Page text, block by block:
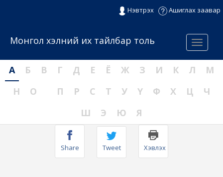
Нэвтрэх Ашиглах заавар
Menu
Монгол хэлний их тайлбар толь
А Б В Г Д Е Ё Ж З И К Л
М
Н
О П Р С Т У Ү Ф Х Ц
Ч
Ш
Э Ю Я
Share Tweet Хэвлэх